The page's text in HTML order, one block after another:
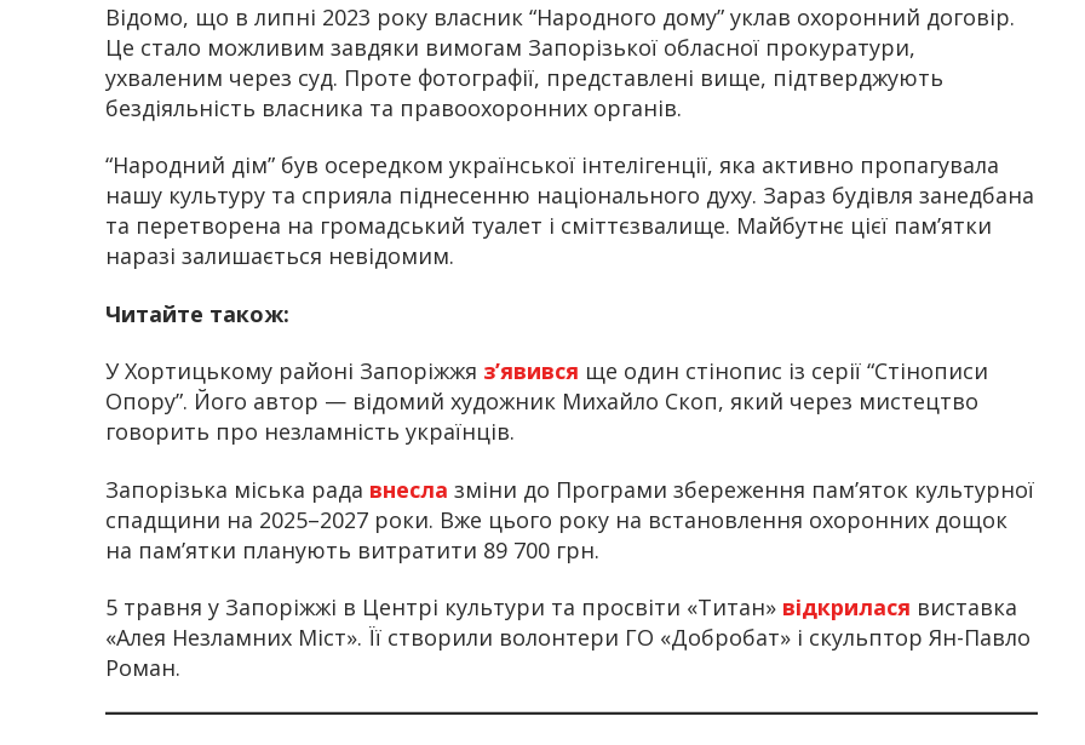
Відомо, що в липні 2023 року власник “Народного дому” уклав охоронний договір.
Це стало можливим завдяки вимогам Запорізької обласної прокуратури,
ухваленим через суд. Проте фотографії, представлені вище, підтверджують
бездіяльність власника та правоохоронних органів.
“Народний дім” був осередком української інтелігенції, яка активно пропагувала
нашу культуру та сприяла піднесенню національного духу. Зараз будівля занедбана
та перетворена на громадський туалет і сміттєзвалище. Майбутнє цієї пам’ятки
наразі залишається невідомим.
Читайте також:
У Хортицькому районі Запоріжжя з’явився ще один стінопис із серії “Стінописи
Опору”. Його автор — відомий художник Михайло Скоп, який через мистецтво
говорить про незламність українців.
Запорізька міська рада внесла зміни до Програми збереження пам’яток культурної
спадщини на 2025–2027 роки. Вже цього року на встановлення охоронних дощок
на пам’ятки планують витратити 89 700 грн.
5 травня у Запоріжжі в Центрі культури та просвіти «Титан» відкрилася виставка
«Алея Незламних Міст». Її створили волонтери ГО «Добробат» і скульптор Ян-Павло
Роман.